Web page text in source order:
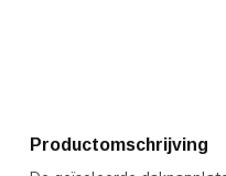
Productomschrijving